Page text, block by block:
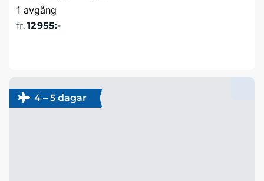
1 avgång
fr. 12 955:-
4 – 5 dagar